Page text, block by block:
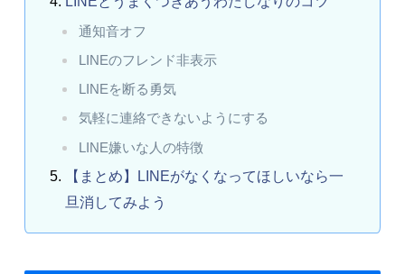
通知音オフ
LINEのフレンド非表示
LINEを断る勇気
気軽に連絡できないようにする
LINE嫌いな人の特徴
【まとめ】LINEがなくなってほしいなら一
旦消してみよう